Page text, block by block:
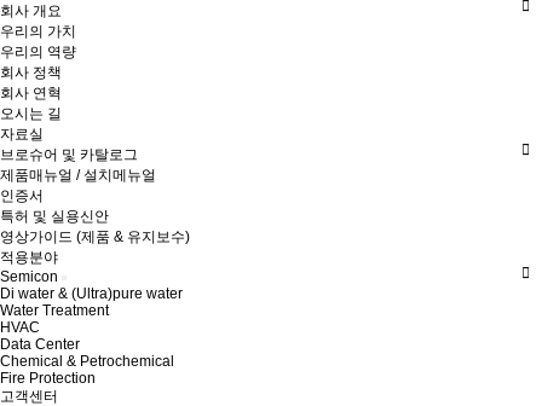
회사 개요
우리의 가치
우리의 역량
회사 정책
회사 연혁
오시는 길
자료실
브로슈어 및 카탈로그
제품매뉴얼 / 설치메뉴얼
인증서
특허 및 실용신안
영상가이드 (제품 & 유지보수)
적용분야
Semicon
Di water & (Ultra)pure water
Water Treatment
HVAC
Data Center
Chemical & Petrochemical
Fire Protection
고객센터